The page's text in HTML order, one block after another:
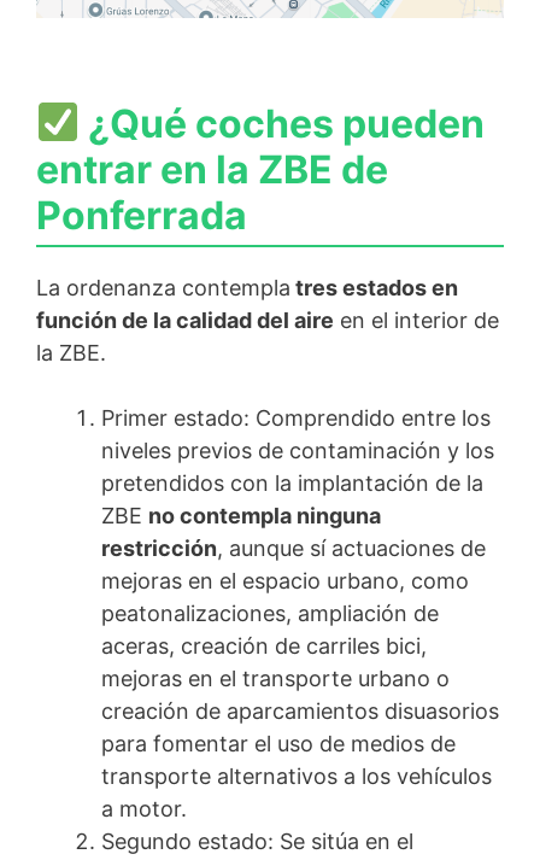
¿Qué coches pueden
entrar en la ZBE de
Ponferrada
La ordenanza contempla tres estados en
función de la calidad del aire en el interior de
la ZBE.
Primer estado: Comprendido entre los
niveles previos de contaminación y los
pretendidos con la implantación de la
ZBE no contempla ninguna
restricción, aunque sí actuaciones de
mejoras en el espacio urbano, como
peatonalizaciones, ampliación de
aceras, creación de carriles bici,
mejoras en el transporte urbano o
creación de aparcamientos disuasorios
para fomentar el uso de medios de
transporte alternativos a los vehículos
a motor.
Segundo estado: Se sitúa en el